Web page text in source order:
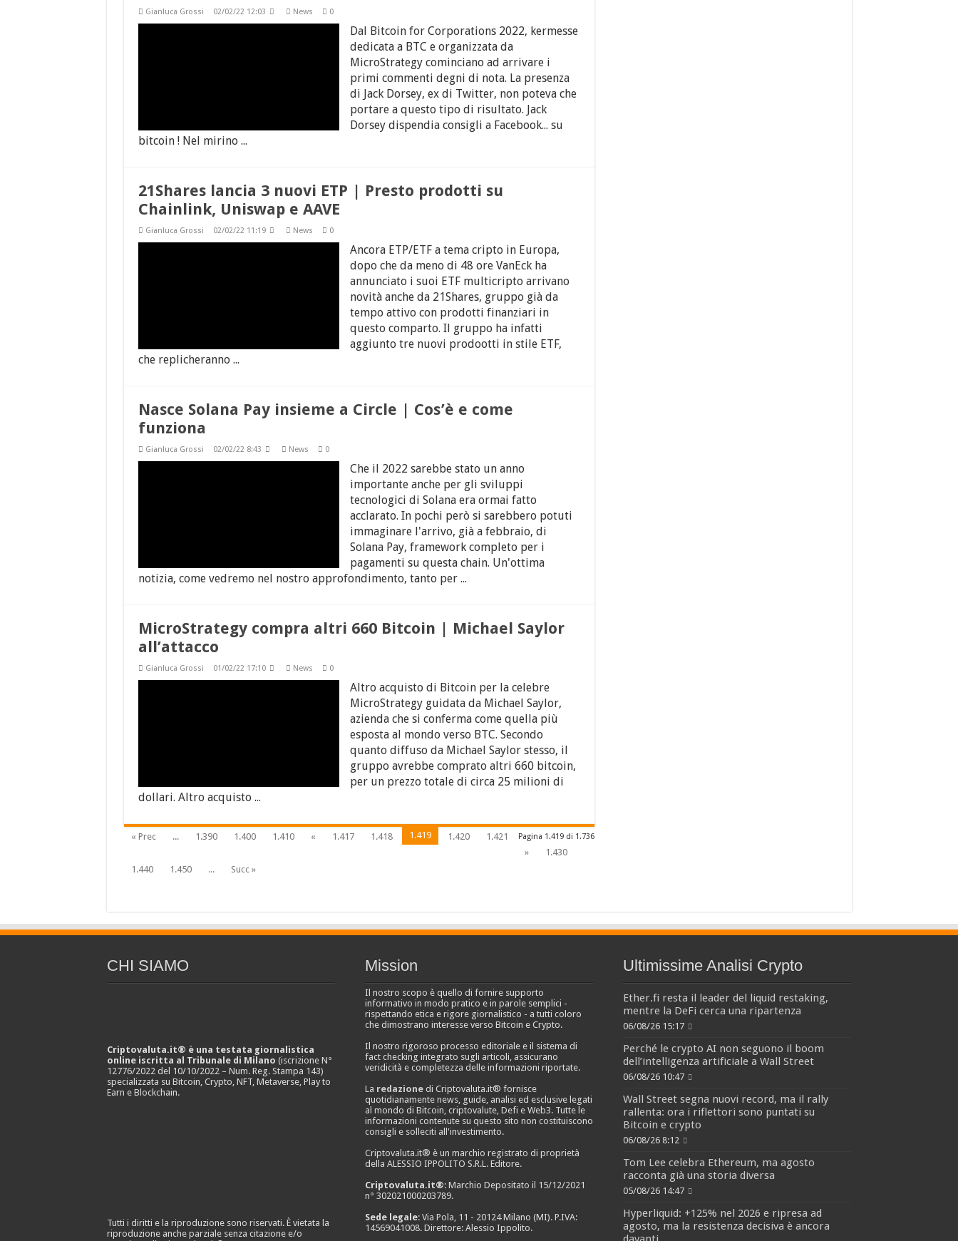
Gianluca Grossi 02/02/22 12:03 News 0
Dal Bitcoin for Corporations 2022, kermesse
dedicata a BTC e organizzata da
MicroStrategy cominciano ad arrivare i
primi commenti degni di nota. La presenza
di Jack Dorsey, ex di Twitter, non poteva che
portare a questo tipo di risultato. Jack
Dorsey dispendia consigli a Facebook... su
bitcoin ! Nel mirino ...
21Shares lancia 3 nuovi ETP | Presto prodotti su
Chainlink, Uniswap e AAVE
Gianluca Grossi 02/02/22 11:19 News 0
Ancora ETP/ETF a tema cripto in Europa,
dopo che da meno di 48 ore VanEck ha
annunciato i suoi ETF multicripto arrivano
novità anche da 21Shares, gruppo già da
tempo attivo con prodotti finanziari in
questo comparto. Il gruppo ha infatti
aggiunto tre nuovi prodootti in stile ETF,
che replicheranno ...
Nasce Solana Pay insieme a Circle | Cos’è e come
funziona
Gianluca Grossi 02/02/22 8:43 News 0
Che il 2022 sarebbe stato un anno
importante anche per gli sviluppi
tecnologici di Solana era ormai fatto
acclarato. In pochi però si sarebbero potuti
immaginare l'arrivo, già a febbraio, di
Solana Pay, framework completo per i
pagamenti su questa chain. Un'ottima
notizia, come vedremo nel nostro approfondimento, tanto per ...
MicroStrategy compra altri 660 Bitcoin | Michael Saylor
all’attacco
Gianluca Grossi 01/02/22 17:10 News 0
Altro acquisto di Bitcoin per la celebre
MicroStrategy guidata da Michael Saylor,
azienda che si conferma come quella più
esposta al mondo verso BTC. Secondo
quanto diffuso da Michael Saylor stesso, il
gruppo avrebbe comprato altri 660 bitcoin,
per un prezzo totale di circa 25 milioni di
dollari. Altro acquisto ...
Pagina 1.419 di 1.736
« Prec ... 1.390 1.400 1.410 « 1.417 1.418 1.419 1.420
1.421
»
1.430
1.440
1.450 ... Succ »
CHI SIAMO
Criptovaluta.it® è una testata giornalistica
online iscritta al Tribunale di Milano (iscrizione N°
12776/2022 del 10/10/2022 – Num. Reg. Stampa 143)
specializzata su Bitcoin, Crypto, NFT, Metaverse, Play to
Earn e Blockchain.
Tutti i diritti e la riproduzione sono riservati. È vietata la
riproduzione anche parziale senza citazione e/o
Mission
Il nostro scopo è quello di fornire supporto
informativo in modo pratico e in parole semplici -
rispettando etica e rigore giornalistico - a tutti coloro
che dimostrano interesse verso Bitcoin e Crypto.
Il nostro rigoroso processo editoriale e il sistema di
fact checking integrato sugli articoli, assicurano
veridicità e completezza delle informazioni riportate.
La redazionedi Criptovaluta.it® fornisce
quotidianamente news, guide, analisi ed esclusive legati
al mondo di Bitcoin, criptovalute, Defi e Web3. Tutte le
informazioni contenute su questo sito non costituiscono
consigli e solleciti all'investimento.
Criptovaluta.it® è un marchio registrato di proprietà
della ALESSIO IPPOLITO S.R.L. Editore.
Criptovaluta.it®: Marchio Depositato il 15/12/2021
n° 302021000203789.
Sede legale: Via Pola, 11 - 20124 Milano (MI). P.IVA:
14569041008. Direttore: Alessio Ippolito.
Ultimissime Analisi Crypto
Ether.fi resta il leader del liquid restaking,
mentre la DeFi cerca una ripartenza
06/08/26 15:17
Perché le crypto AI non seguono il boom
dell’intelligenza artificiale a Wall Street
06/08/26 10:47
Wall Street segna nuovi record, ma il rally
rallenta: ora i riflettori sono puntati su
Bitcoin e crypto
06/08/26 8:12
Tom Lee celebra Ethereum, ma agosto
racconta già una storia diversa
05/08/26 14:47
Hyperliquid: +125% nel 2026 e ripresa ad
agosto, ma la resistenza decisiva è ancora